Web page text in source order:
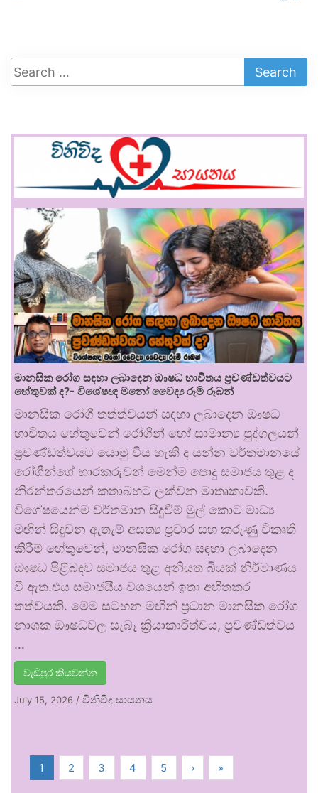
මානසික රෝග සඳහා ලබාදෙන ඖෂධ භාවිතය ප්‍රචණ්ඩත්වයට
හේතුවක් ද?- විශේෂඥ මනෝ වෛද්‍ය රූමි රූබන්
මානසික රෝගී තත්ත්වයන් සඳහා ලබාදෙන ඖෂධ
භාවිතය හේතුවෙන් රෝගීන් හෝ සාමාන්‍ය පුද්ගලයන්
ප්‍රචණ්ඩත්වයට යොමු විය හැකි ද යන්න වර්තමානයේ
රෝගීන්ගේ භාරකරුවන් මෙන්ම පොදු සමාජය තුළ ද
නිරන්තරයෙන් කතාබහට ලක්වන මාතෘකාවකි.
විශේෂයෙන්ම වර්තමාන සිදුවීම් මුල් කොට මාධ්‍ය
මඟින් සිදුවන ඇතැම් අසත්‍ය ප්‍රචාර සහ කරුණු විකෘති
කිරීම් හේතුවෙන්, මානසික රෝග සඳහා ලබාදෙන
ඖෂධ පිළිබඳව සමාජය තුළ අනියත බියක් නිර්මාණය
වී ඇත.එය සමාජයීය වශයෙන් ඉතා අහිතකර
තත්වයකි. මෙම සටහන මඟින් ප්‍රධාන මානසික රෝග
නාශක ඖෂධවල සැබෑ ක්‍රියාකාරීත්වය, ප්‍රචණ්ඩත්වය
…
වැඩිපුර කියවන්න
July 15, 2026 / විනිවිද සායනය
1 2 3 4 5 › »